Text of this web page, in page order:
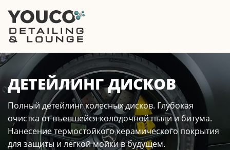
ДЕТЕЙЛИНГ ДИСКОВ
Полный детейлинг колесных дисков. Глубокая
очистка от въевшейся колодочной пыли и битума.
Нанесение термостойкого керамического покрытия
для защиты и легкой мойки в будущем.